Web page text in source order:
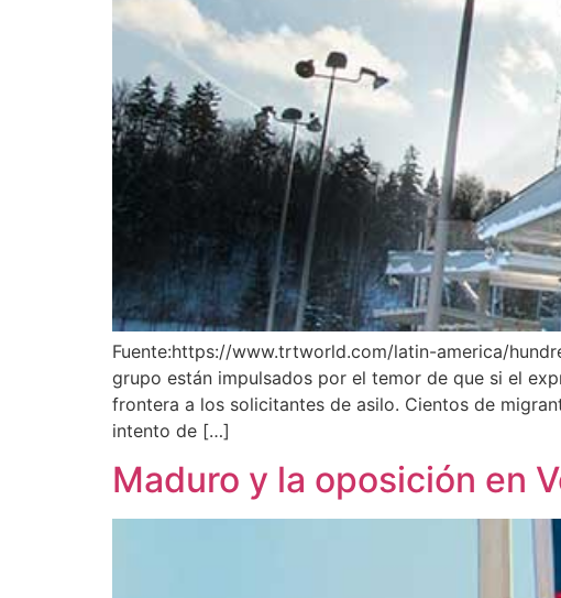
Fuente:https://www.trtworld.com/latin-america/
grupo están impulsados ​​por el temor de que si el
frontera a los solicitantes de asilo. Cientos de
intento de […]
Maduro y la oposición en